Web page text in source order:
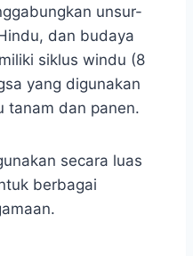
unsur-
dan budaya
siklus windu (8
yang digunakan
tanam dan panen.
secara luas
berbagai